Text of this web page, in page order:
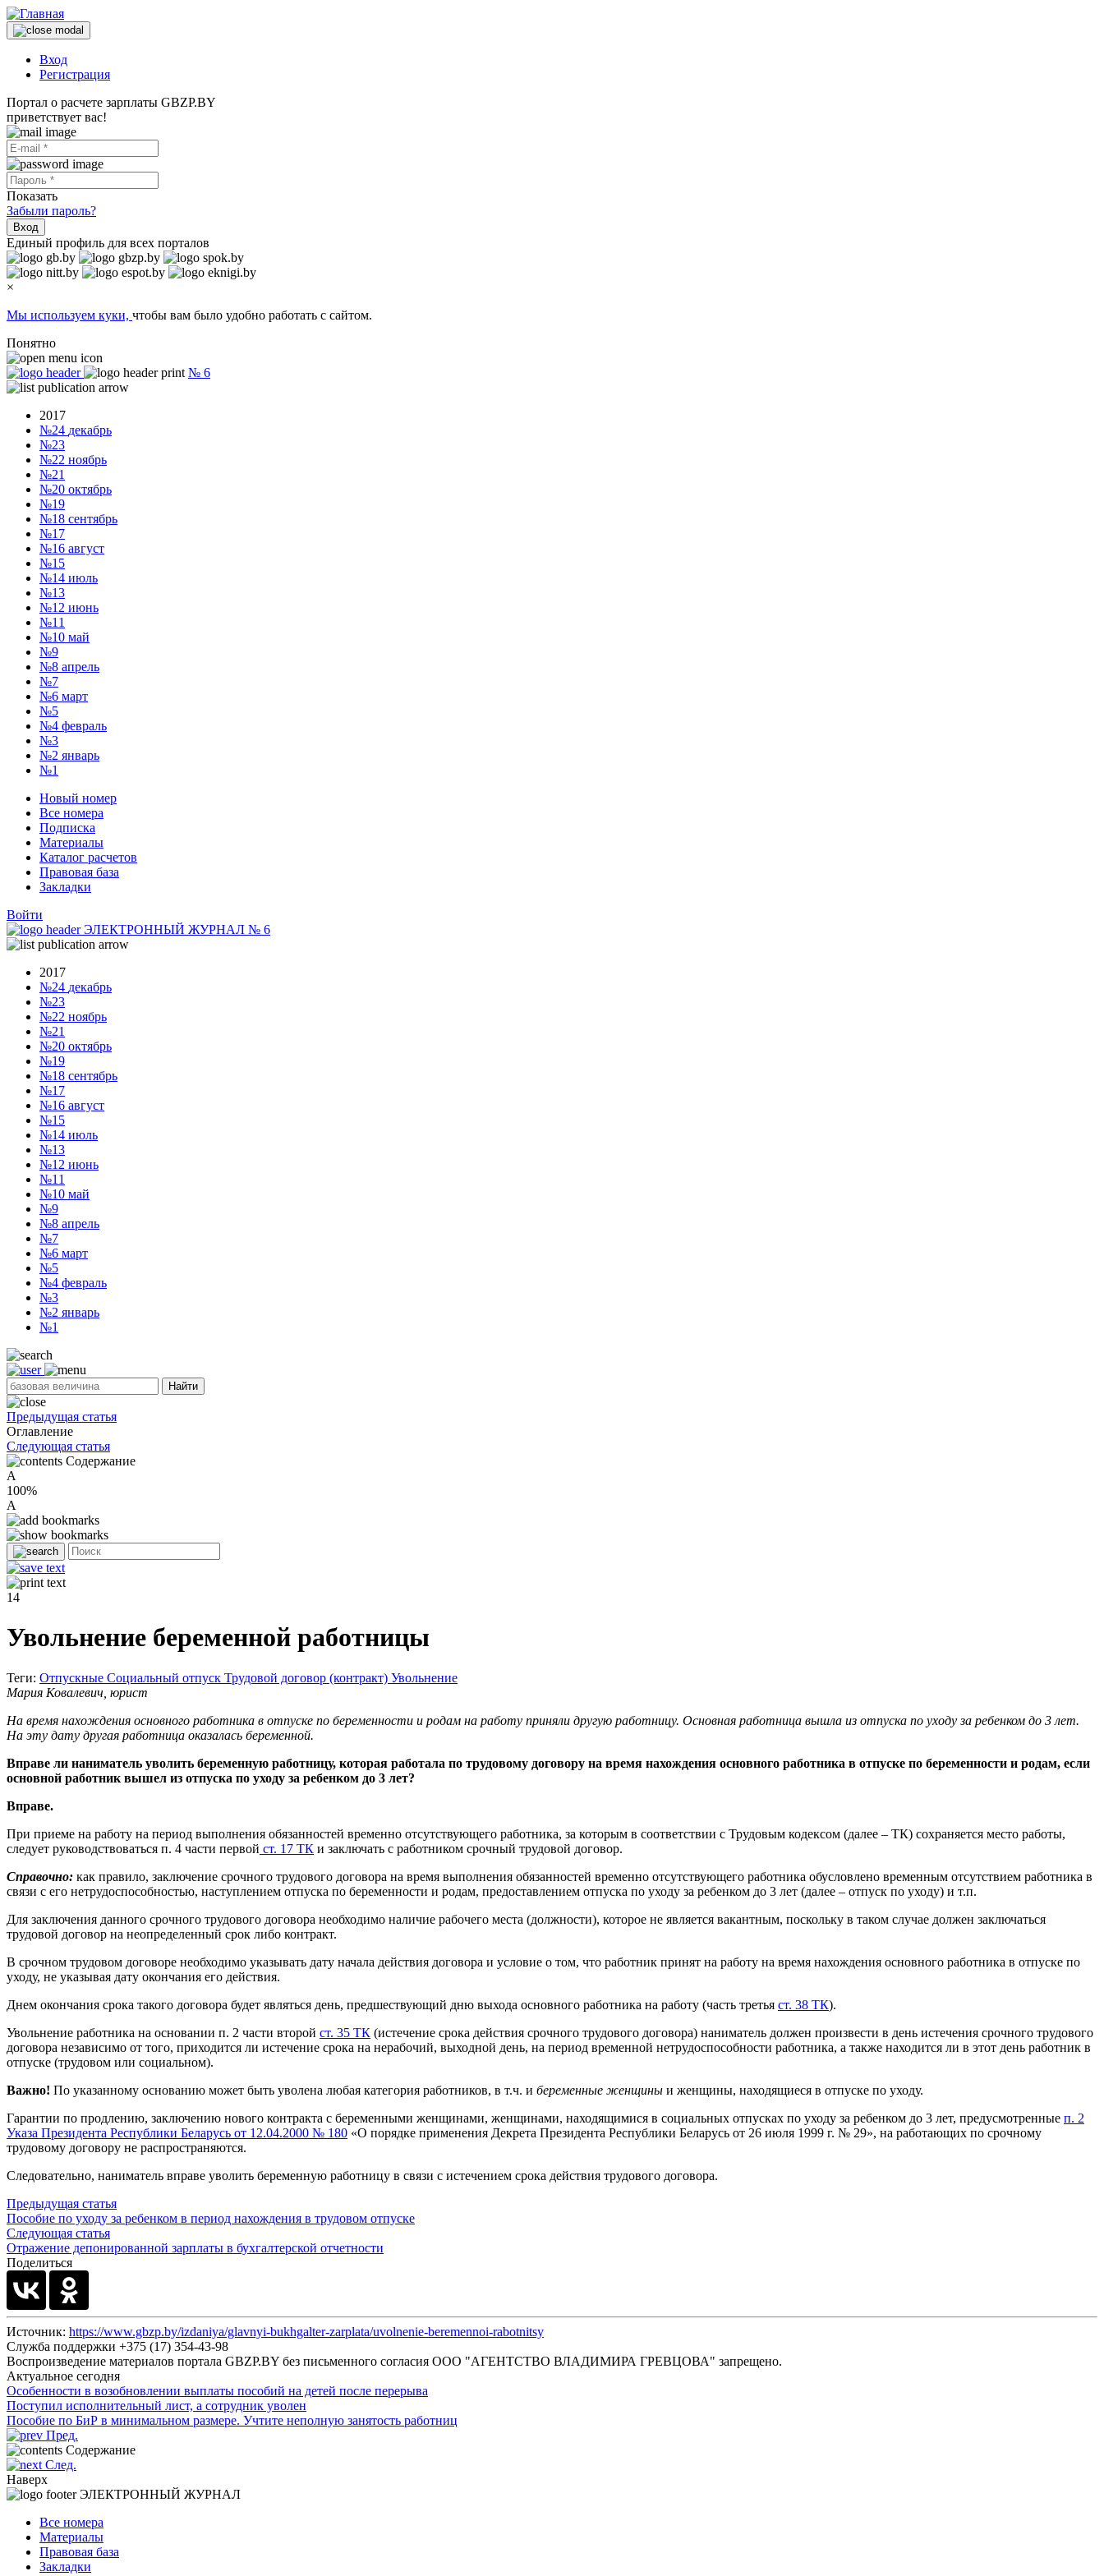
Вход
Регистрация
Портал о расчете зарплаты GBZP.BY
приветствует вас!
Показать
Забыли пароль?
Вход
Единый профиль для всех порталов
×
Мы используем куки, чтобы вам было удобно работать с сайтом.
Понятно
№ 6
2017
№24 декабрь
№23
№22 ноябрь
№21
№20 октябрь
№19
№18 сентябрь
№17
№16 август
№15
№14 июль
№13
№12 июнь
№11
№10 май
№9
№8 апрель
№7
№6 март
№5
№4 февраль
№3
№2 январь
№1
Новый номер
Все номера
Подписка
Материалы
Каталог расчетов
Правовая база
Закладки
Войти
ЭЛЕКТРОННЫЙ ЖУРНАЛ № 6
2017
№24 декабрь
№23
№22 ноябрь
№21
№20 октябрь
№19
№18 сентябрь
№17
№16 август
№15
№14 июль
№13
№12 июнь
№11
№10 май
№9
№8 апрель
№7
№6 март
№5
№4 февраль
№3
№2 январь
№1
Найти
Предыдущая статья
Оглавление
Следующая статья
Содержание
A
100%
A
14
Увольнение беременной работницы
Теги: Отпускные Социальный отпуск Трудовой договор (контракт) Увольнение
Мария Ковалевич, юрист
На время нахождения основного работника в отпуске по беременности и родам на работу приняли другую работницу. Основная работница вышла из отпуска по уходу за ребенком до 3 лет.
На эту дату другая работница оказалась беременной.
Вправе ли наниматель уволить беременную работницу, которая работала по трудовому договору на время нахождения основного работника в отпуске по беременности и родам, если
основной работник вышел из отпуска по уходу за ребенком до 3 лет?
Вправе.
При приеме на работу на период выполнения обязанностей временно отсутствующего работника, за которым в соответствии с Трудовым кодексом (далее – ТК) сохраняется место работы,
следует руководствоваться п. 4 части первой ст. 17 ТК и заключать с работником срочный трудовой договор.
Справочно: как правило, заключение срочного трудового договора на время выполнения обязанностей временно отсутствующего работника обусловлено временным отсутствием работника в
связи с его нетрудоспособностью, наступлением отпуска по беременности и родам, предоставлением отпуска по уходу за ребенком до 3 лет (далее – отпуск по уходу) и т.п.
Для заключения данного срочного трудового договора необходимо наличие рабочего места (должности), которое не является вакантным, поскольку в таком случае должен заключаться
трудовой договор на неопределенный срок либо контракт.
В срочном трудовом договоре необходимо указывать дату начала действия договора и условие о том, что работник принят на работу на время нахождения основного работника в отпуске по
уходу, не указывая дату окончания его действия.
Днем окончания срока такого договора будет являться день, предшествующий дню выхода основного работника на работу (часть третья ст. 38 ТК).
Увольнение работника на основании п. 2 части второй ст. 35 ТК (истечение срока действия срочного трудового договора) наниматель должен произвести в день истечения срочного трудового
договора независимо от того, приходится ли истечение срока на нерабочий, выходной день, на период временной нетрудоспособности работника, а также находится ли в этот день работник в
отпуске (трудовом или социальном).
Важно! По указанному основанию может быть уволена любая категория работников, в т.ч. и беременные женщины и женщины, находящиеся в отпуске по уходу.
Гарантии по продлению, заключению нового контракта с беременными женщинами, женщинами, находящимися в социальных отпусках по уходу за ребенком до 3 лет, предусмотренные п. 2
Указа Президента Республики Беларусь от 12.04.2000 № 180 «О порядке применения Декрета Президента Республики Беларусь от 26 июля 1999 г. № 29», на работающих по срочному
трудовому договору не распространяются.
Следовательно, наниматель вправе уволить беременную работницу в связи с истечением срока действия трудового договора.
Предыдущая статья
Пособие по уходу за ребенком в период нахождения в трудовом отпуске
Следующая статья
Отражение депонированной зарплаты в бухгалтерской отчетности
Поделиться
Источник: https://www.gbzp.by/izdaniya/glavnyi-bukhgalter-zarplata/uvolnenie-beremennoi-rabotnitsy
Служба поддержки +375 (17) 354-43-98
Воспроизведение материалов портала GBZP.BY без письменного согласия OOO "АГЕНТСТВО ВЛАДИМИРА ГРЕВЦОВА" запрещено.
Актуальное сегодня
Особенности в возобновлении выплаты пособий на детей после перерыва
Поступил исполнительный лист, а сотрудник уволен
Пособие по БиР в минимальном размере. Учтите неполную занятость работниц
Пред.
Содержание
След.
Наверх
ЭЛЕКТРОННЫЙ ЖУРНАЛ
Все номера
Материалы
Правовая база
Закладки